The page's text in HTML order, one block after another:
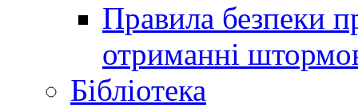
Правила безпеки
отриманні
Бібліотека